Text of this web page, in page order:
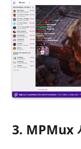
3. MPMux